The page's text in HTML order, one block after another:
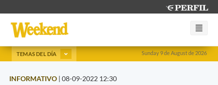
Sunday 9 de August de 2026
TEMAS DEL DÍA
INFORMATIVO | 08-09-2022 12:30